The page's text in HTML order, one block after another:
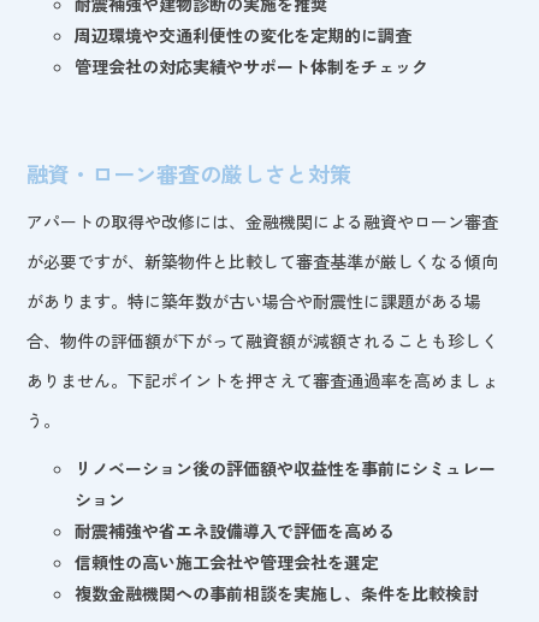
周辺環境や交通利便性の変化を定期的に調査
管理会社の対応実績やサポート体制をチェック
融資・ローン審査の厳しさと対策
アパートの取得や改修には、金融機関による融資やローン審査
が必要ですが、新築物件と比較して審査基準が厳しくなる傾向
があります。特に築年数が古い場合や耐震性に課題がある場
合、物件の評価額が下がって融資額が減額されることも珍しく
ありません。下記ポイントを押さえて審査通過率を高めましょ
う。
リノベーション後の評価額や収益性を事前にシミュレー
ション
耐震補強や省エネ設備導入で評価を高める
信頼性の高い施工会社や管理会社を選定
複数金融機関への事前相談を実施し、条件を比較検討